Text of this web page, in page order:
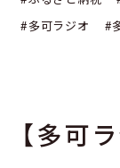
#多可ラジオ
#
【多可